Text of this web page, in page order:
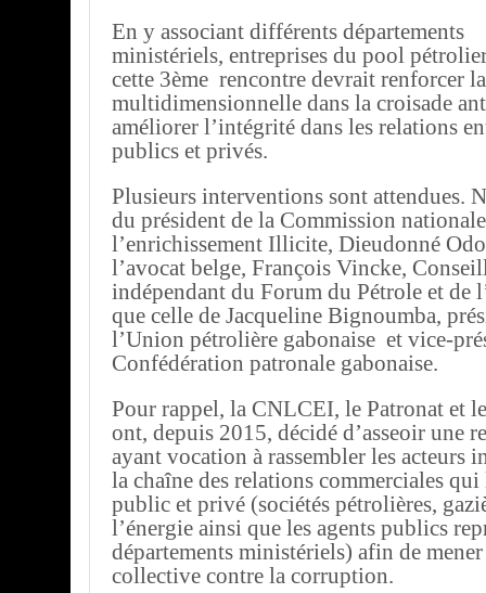
En y associant différents départements
ministériels, entreprises du pool
cette 3ème rencontre devrait renforcer
multidimensionnelle dans la croisade
améliorer l’intégrité dans les relations
publics et privés.
Plusieurs interventions sont attendues.
du président de la Commission
l’enrichissement Illicite, Dieudonné
l’avocat belge, François Vincke,
indépendant du Forum du Pétrole et de
que celle de Jacqueline Bignoumba,
l’Union pétrolière gabonaise et vice-
Confédération patronale gabonaise.
Pour rappel, la CNLCEI, le Patronat et
ont, depuis 2015, décidé d’asseoir une
ayant vocation à rassembler les acteurs
la chaîne des relations commerciales
public et privé (sociétés pétrolières,
l’énergie ainsi que les agents publics
départements ministériels) afin de
collective contre la corruption.